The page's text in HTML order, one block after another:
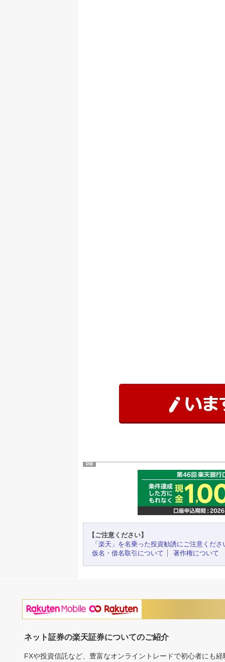
PR
【ご注意ください】
「楽天」を名乗った投資勧誘にご注意くださ
仮名・借名取引について
著作権について
ネット証券の楽天証券についてのご紹介
FXや投資信託など、豊富なオンライントレードで初心者にも